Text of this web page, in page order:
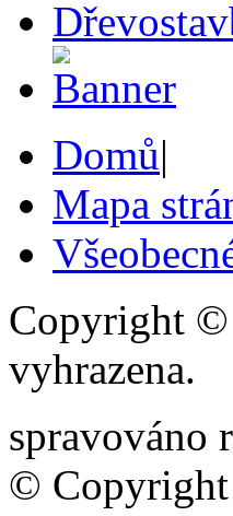
Domů|
Mapa
Copyright ©
vyhrazena.
spravováno
© Copyright